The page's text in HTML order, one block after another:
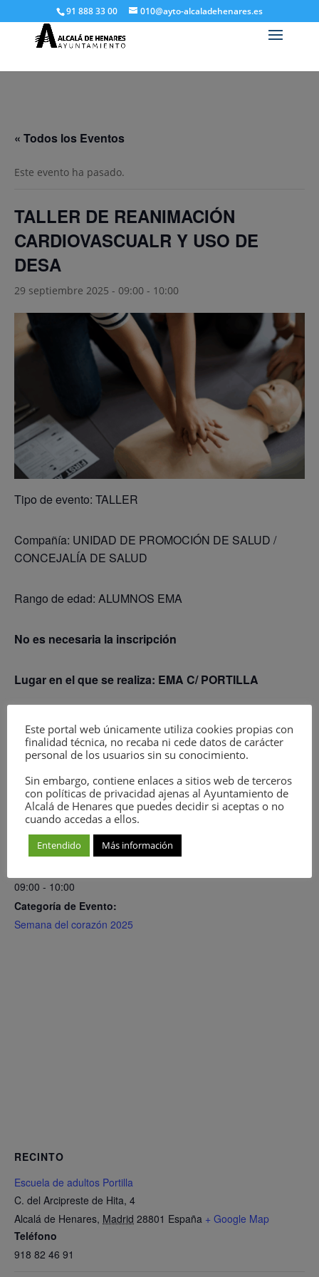
91 888 33 00 010@ayto-alcaladehenares.es
« Todos los Eventos
Este evento ha pasado.
TALLER DE REANIMACIÓN
CARDIOVASCUALR Y USO DE
DESA
29 septiembre 2025 - 09:00 - 10:00
Tipo de evento: TALLER
Compañía: UNIDAD DE PROMOCIÓN DE SALUD /
CONCEJALÍA DE SALUD
Rango de edad: ALUMNOS EMA
No es necesaria la inscripción
Lugar en el que se realiza: EMA C/ PORTILLA
Añadir al calendario
DETALLES
29 septiembre 2025
09:00 - 10:00
Categoría de Evento:
Semana del corazón 2025
ORGANIZADOR
Ver el sitio web del
RECINTO
Escuela de adultos Portilla
C. del Arcipreste de Hita, 4
Alcalá de Henares, Madrid 28801 España + Google Map
Teléfono
918 82 46 91
Este portal web únicamente utiliza cookies propias con
finalidad técnica, no recaba ni cede datos de carácter
personal de los usuarios sin su conocimiento.
Sin embargo, contiene enlaces a sitios web de terceros
con políticas de privacidad ajenas al Ayuntamiento de
Alcalá de Henares que puedes decidir si aceptas o no
cuando accedas a ellos.
Entendido Más información